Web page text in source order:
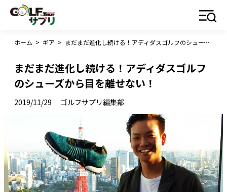
ホーム > ギア > まだまだ進化し続ける！アディダスゴルフのシューズから目を離せない！
まだまだ進化し続ける！アディダスゴルフ
のシューズから目を離せない！
2019/11/29 ゴルフサプリ編集部